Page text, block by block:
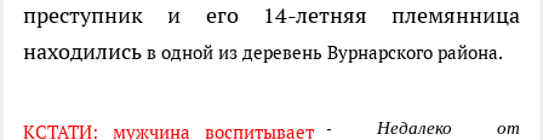
преступник и его 14-летняя племянница
находились в одной из деревень Вурнарского района.
КСТАТИ: мужчина воспитывает - Недалеко от